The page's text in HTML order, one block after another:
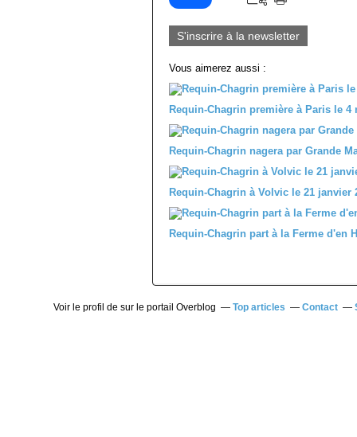
S'inscrire à la newsletter
Vous aimerez aussi :
Requin-Chagrin première à Paris le
Requin-Chagrin nagera par Grande
Requin-Chagrin à Volvic le 21 janvier
Requin-Chagrin part à la Ferme d'en
Voir le profil de sur le portail Overblog Top articles Contact